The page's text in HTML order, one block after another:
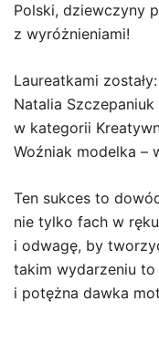
Polski, dziewczyny
z wyróżnieniami!
Laureatkami
Natalia
w kategorii
Woźniak modelka –
Ten sukces to
nie tylko fach w
i odwagę, by
takim wydarzeniu
i potężna dawka